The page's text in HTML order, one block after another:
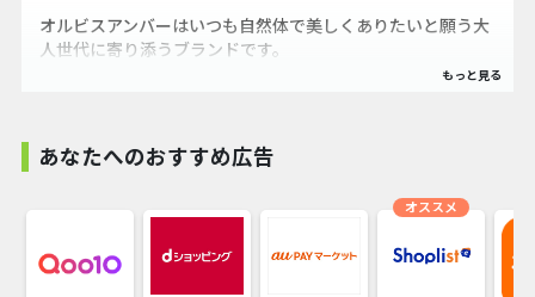
オルビスアンバーはいつも自然体で美しくありたいと願う大
人世代に寄り添うブランドです。
ームです。
あなたへのおすすめ広告
オススメ